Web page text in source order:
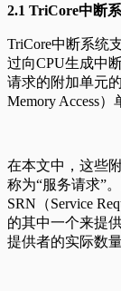
2.1 TriCore中断
TriCore中断系统
过向CPU生成中
请求的附加单元
Memory Access）
在本文中，这些
称为“服务请求”
SRN（Service
的其中一个来提
提供者的实际数